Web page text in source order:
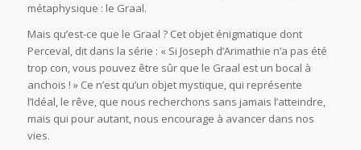
métaphysique : le Graal.
Mais qu’est-ce que le Graal ? Cet objet énigmatique dont
Perceval, dit dans la série : « Si Joseph d’Arimathie n’a pas été
trop con, vous pouvez être sûr que le Graal est un bocal à
anchois ! » Ce n’est qu’un objet mystique, qui représente
l’Idéal, le rêve, que nous recherchons sans jamais l’atteindre,
mais qui pour autant, nous encourage à avancer dans nos
vies.